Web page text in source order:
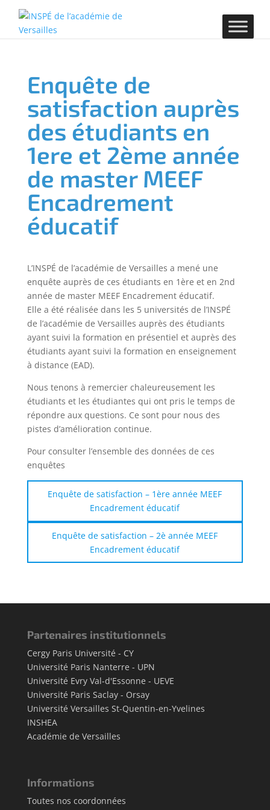
Enquête de
satisfaction auprès
des étudiants en
1ere et 2ème année
de master MEEF
Encadrement
éducatif
L’INSPÉ de l’académie de Versailles a mené une
enquête auprès de ces étudiants en 1ère et en 2nd
année de master MEEF Encadrement éducatif.
Elle a été réalisée dans les 5 universités de l’INSPÉ
de l’académie de Versailles auprès des étudiants
ayant suivi la formation en présentiel et auprès des
étudiants ayant suivi la formation en enseignement
à distance (EAD).
Nous tenons à remercier chaleureusement les
étudiants et les étudiantes qui ont pris le temps de
répondre aux questions. Ce sont pour nous des
pistes d’amélioration continue.
Pour consulter l’ensemble des données de ces
enquêtes
Enquête de satisfaction – 1ère année MEEF
Encadrement éducatif
Enquête de satisfaction – 2è année MEEF
Encadrement éducatif
Partenaires institutionnels
Cergy Paris Université - CY
Université Paris Nanterre - UPN
Université Evry Val-d'Essonne - UEVE
Université Paris Saclay - Orsay
Université Versailles St-Quentin-en-Yvelines
INSHEA
Académie de Versailles
Informations
Toutes nos coordonnées